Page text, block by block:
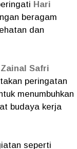
Hari
beragam
dan
Safri
peringatan
menumbuhkan
budaya kerja
seperti